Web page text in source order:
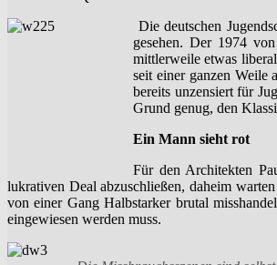
Die deutschen
gesehen. Der 1974
mittlerweile etwas
seit einer ganzen Weile
bereits unzensiert für
Grund genug, den
Ein Mann sieht rot
Für den Architekten
lukrativen Deal abzuschließen, daheim
von einer Gang Halbstarker brutal
eingewiesen werden muss.